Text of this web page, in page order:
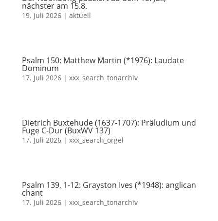
nächster am 15.8.
19. Juli 2026| aktuell
Psalm 150: Matthew Martin (*1976): Laudate
Dominum
17. Juli 2026| xxx_search_tonarchiv
Dietrich Buxtehude (1637-1707): Präludium und
Fuge C-Dur (BuxWV 137)
17. Juli 2026| xxx_search_orgel
Psalm 139, 1-12: Grayston Ives (*1948): anglican
chant
17. Juli 2026| xxx_search_tonarchiv